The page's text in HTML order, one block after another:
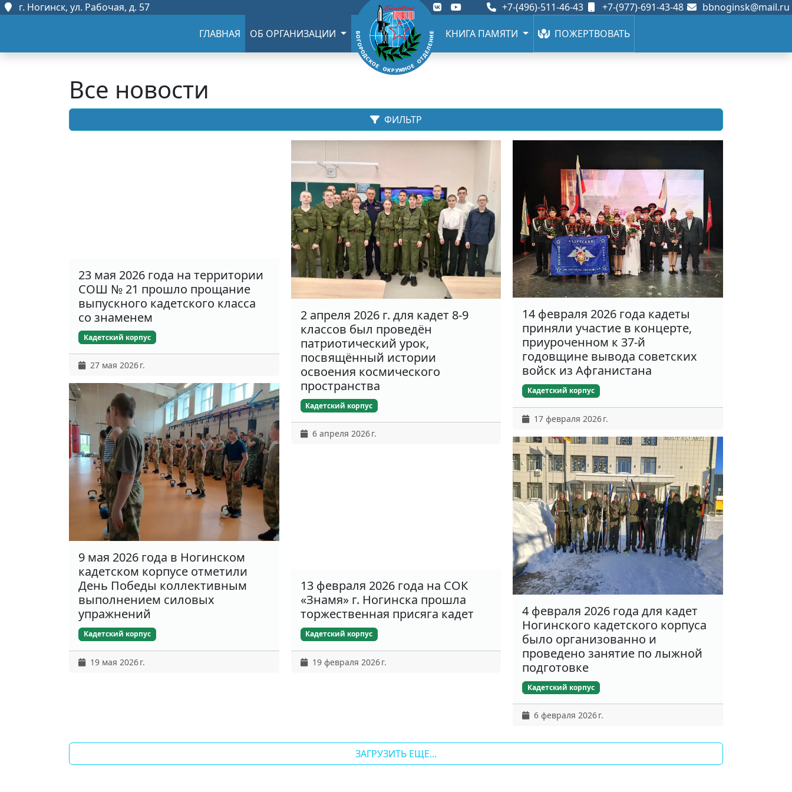
г. Ногинск, ул. Рабочая, д. 57 +7-(496)-511-46-43 +7-(977)-691-43-48 bbnoginsk@mail.ru
ГЛАВНАЯ ОБ ОРГАНИЗАЦИИ КНИГА ПАМЯТИ ПОЖЕРТВОВАТЬ
Все новости
ФИЛЬТР
23 мая 2026 года на территории
СОШ № 21 прошло прощание
выпускного кадетского класса
со знаменем
Кадетский корпус
27 мая 2026 г.
9 мая 2026 года в Ногинском
кадетском корпусе отметили
День Победы коллективным
выполнением силовых
упражнений
Кадетский корпус
19 мая 2026 г.
2 апреля 2026 г. для кадет 8-9
классов был проведён
патриотический урок,
посвящённый истории
освоения космического
пространства
Кадетский корпус
6 апреля 2026 г.
13 февраля 2026 года на СОК
«Знамя» г. Ногинска прошла
торжественная присяга кадет
Кадетский корпус
19 февраля 2026 г.
14 февраля 2026 года кадеты
приняли участие в концерте,
приуроченном к 37-й
годовщине вывода советских
войск из Афганистана
Кадетский корпус
17 февраля 2026 г.
4 февраля 2026 года для кадет
Ногинского кадетского корпуса
было организованно и
проведено занятие по лыжной
подготовке
Кадетский корпус
6 февраля 2026 г.
ЗАГРУЗИТЬ ЕЩЕ...